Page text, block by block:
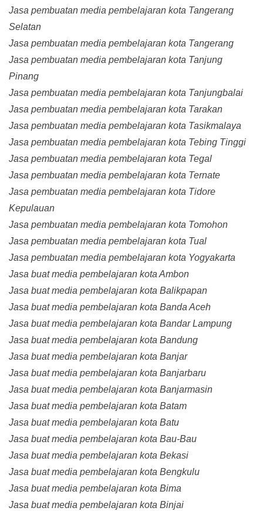
Jasa pembuatan media pembelajaran kota Tangerang
Selatan
Jasa pembuatan media pembelajaran kota Tangerang
Jasa pembuatan media pembelajaran kota Tanjung
Pinang
Jasa pembuatan media pembelajaran kota Tanjungbalai
Jasa pembuatan media pembelajaran kota Tarakan
Jasa pembuatan media pembelajaran kota Tasikmalaya
Jasa pembuatan media pembelajaran kota Tebing Tinggi
Jasa pembuatan media pembelajaran kota Tegal
Jasa pembuatan media pembelajaran kota Ternate
Jasa pembuatan media pembelajaran kota Tidore
Kepulauan
Jasa pembuatan media pembelajaran kota Tomohon
Jasa pembuatan media pembelajaran kota Tual
Jasa pembuatan media pembelajaran kota Yogyakarta
Jasa buat media pembelajaran kota Ambon
Jasa buat media pembelajaran kota Balikpapan
Jasa buat media pembelajaran kota Banda Aceh
Jasa buat media pembelajaran kota Bandar Lampung
Jasa buat media pembelajaran kota Bandung
Jasa buat media pembelajaran kota Banjar
Jasa buat media pembelajaran kota Banjarbaru
Jasa buat media pembelajaran kota Banjarmasin
Jasa buat media pembelajaran kota Batam
Jasa buat media pembelajaran kota Batu
Jasa buat media pembelajaran kota Bau-Bau
Jasa buat media pembelajaran kota Bekasi
Jasa buat media pembelajaran kota Bengkulu
Jasa buat media pembelajaran kota Bima
Jasa buat media pembelajaran kota Binjai